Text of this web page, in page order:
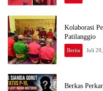
Kolaborasi
Patilanggio
Berita Juli
Berkas Perkara